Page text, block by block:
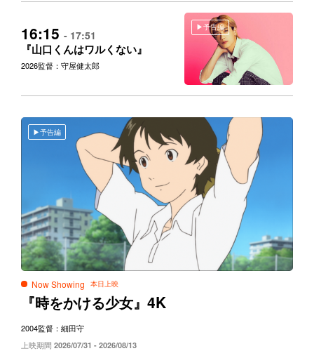
予告編
16:15 - 17:51
『山口くんはワルくない』
2026監督：守屋健太郎
予告編
Now Showing
『時をかける少女』 4K
2004監督：細田守
上映期間 2026/07/31 - 2026/08/13